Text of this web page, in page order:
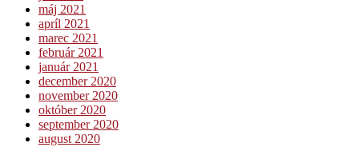
máj 2021
apríl 2021
marec 2021
február 2021
január 2021
december 2020
november 2020
október 2020
september 2020
august 2020